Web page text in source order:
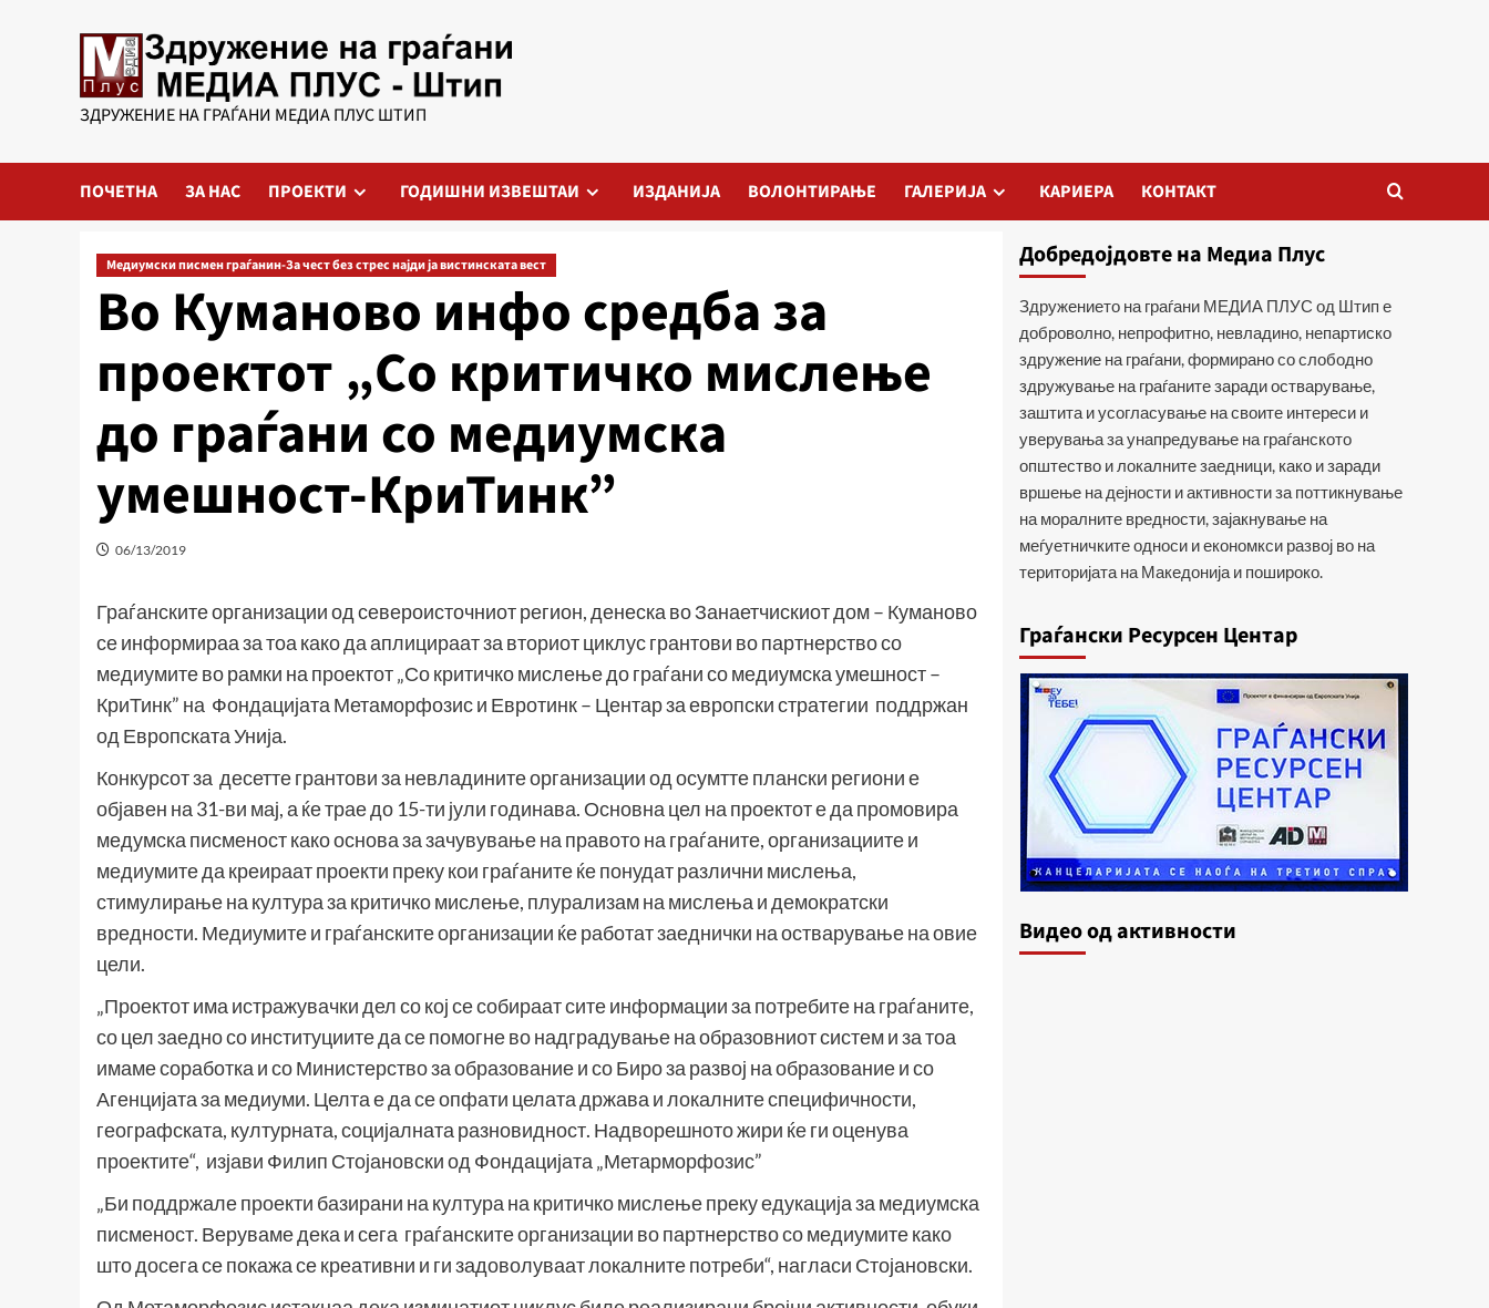
ЗДРУЖЕНИЕ НА ГРАЃАНИ МЕДИА ПЛУС ШТИП
ПОЧЕТНА ЗА НАС ПРОЕКТИ ГОДИШНИ ИЗВЕШТАИ ИЗДАНИЈА ВОЛОНТИРАЊЕ ГАЛЕРИЈА КАРИЕРА КОНТАКТ
Медиумски писмен граѓанин-За чест без стрес најди ја вистинската вест
Во Куманово инфо средба за
проектот „Со критичко мислење
до граѓани со медиумска
умешност-КриТинк”
06/13/2019
Граѓанските организации од североисточниот регион, денеска во Занаетчискиот дом – Куманово
се информираа за тоа како да аплицираат за вториот циклус грантови во партнерство со
медиумите во рамки на проектот „Со критичко мислење до граѓани со медиумска умешност –
КриТинк” на Фондацијата Метаморфозис и Евротинк – Центар за европски стратегии поддржан
од Европската Унија.
Конкурсот за десетте грантови за невладините организации од осумтте плански региони е
објавен на 31-ви мај, а ќе трае до 15-ти јули годинава. Основна цел на проектот е да промовира
медумска писменост како основа за зачувување на правото на граѓаните, организациите и
медиумите да креираат проекти преку кои граѓаните ќе понудат различни мислења,
стимулирање на култура за критичко мислење, плурализам на мислења и демократски
вредности. Медиумите и граѓанските организации ќе работат заеднички на остварување на овие
цели.
„Проектот има истражувачки дел со кој се собираат сите информации за потребите на граѓаните,
со цел заедно со институциите да се помогне во надградување на образовниот систем и за тоа
имаме соработка и со Министерство за образование и со Биро за развој на образование и со
Агенцијата за медиуми. Целта е да се опфати целата држава и локалните специфичности,
географската, културната, социјалната разновидност. Надворешното жири ќе ги оценува
проектите“, изјави Филип Стојановски од Фондацијата „Метарморфозис”
„Би поддржале проекти базирани на култура на критичко мислење преку едукација за медиумска
писменост. Веруваме дека и сега граѓанските организации во партнерство со медиумите како
што досега се покажа се креативни и ги задоволуваат локалните потреби“, нагласи Стојановски.
Добредојдовте на Медиа Плус
Здружението на граѓани МЕДИА ПЛУС од Штип е
доброволно, непрофитно, невладино, непартиско
здружение на граѓани, формирано со слободно
здружување на граѓаните заради остварување,
заштита и усогласување на своите интереси и
уверувања за унапредување на граѓанското
општество и локалните заедници, како и заради
вршење на дејности и активности за поттикнување
на моралните вредности, зајакнување на
меѓуетничките односи и економкси развој во на
територијата на Македонија и пошироко.
Граѓански Ресурсен Центар
Видеo од активности